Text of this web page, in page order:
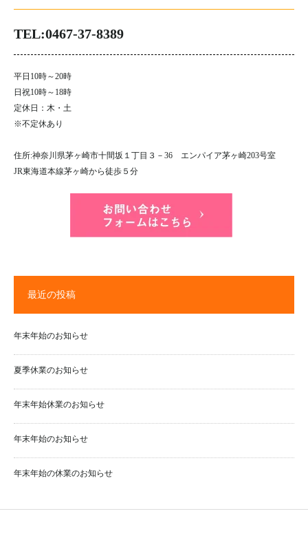
TEL:0467-37-8389
平日10時～20時
日祝10時～18時
定休日：木・土
※不定休あり
住所:神奈川県茅ヶ崎市十間坂１丁目３－36 エンパイア茅ヶ崎203号室
JR東海道本線茅ヶ崎から徒歩５分
最近の投稿
年末年始のお知らせ
夏季休業のお知らせ
年末年始休業のお知らせ
年末年始のお知らせ
年末年始の休業のお知らせ